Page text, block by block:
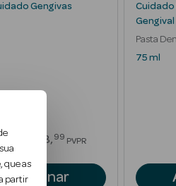
que as
partir
Gengivas
6 Price reduced from
8 99 PVPR
Adicionar
Cuidado
Gengival
Pasta
Gengival
75 ml